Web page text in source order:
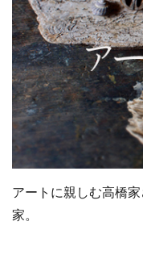
アートに親しむ高橋
家。